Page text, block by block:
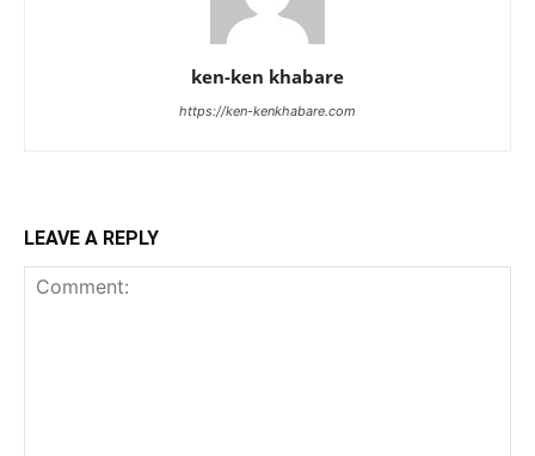
ken-ken khabare
https://ken-kenkhabare.com
LEAVE A REPLY